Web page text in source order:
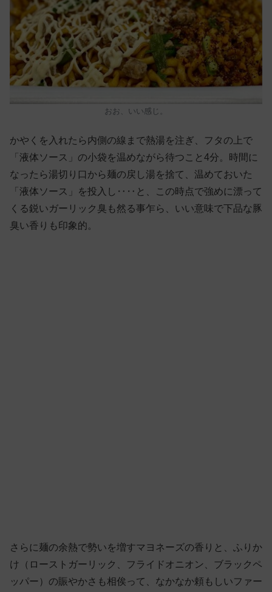
おお、いい感じ。
かやくを入れたら内側の線まで熱湯を注ぎ、フタの上で
「液体ソース」の小袋を温めながら待つこと4分。時間に
なったら湯切り口から麺の戻し湯を捨て、温めておいた
「液体ソース」を投入し‥‥と、この時点で強めに漂って
くる鋭いガーリック臭も然る事乍ら、いい意味で下品な豚
臭い香りも印象的。
さらに麺の余熱で勢いを増すマヨネーズの香りと、ふりか
け（ローストガーリック、フライドオニオン、ブラックペ
ッパー）の賑やかさも相俟って、なかなか頼もしいファー